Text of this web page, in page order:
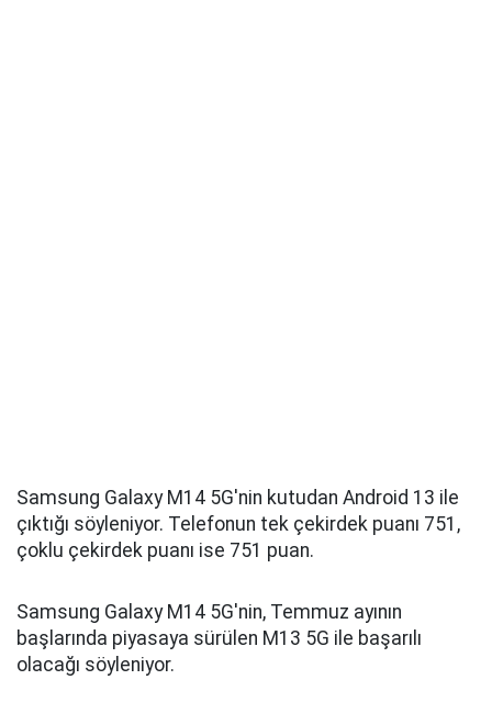
Samsung Galaxy M14 5G'nin kutudan Android 13 ile
çıktığı söyleniyor. Telefonun tek çekirdek puanı 751,
çoklu çekirdek puanı ise 751 puan.
Samsung Galaxy M14 5G'nin, Temmuz ayının
başlarında piyasaya sürülen M13 5G ile başarılı
olacağı söyleniyor.